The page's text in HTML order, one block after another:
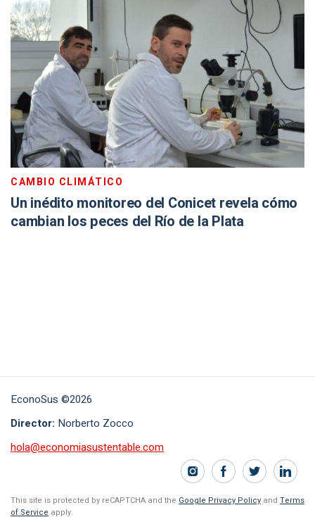
CAMBIO CLIMÁTICO
Un inédito monitoreo del Conicet revela cómo
cambian los peces del Río de la Plata
EconoSus ©2026
Director: Norberto Zocco
hola@economiasustentable.com
This site is protected by reCAPTCHA and the Google Privacy Policy and Terms
of Service apply.